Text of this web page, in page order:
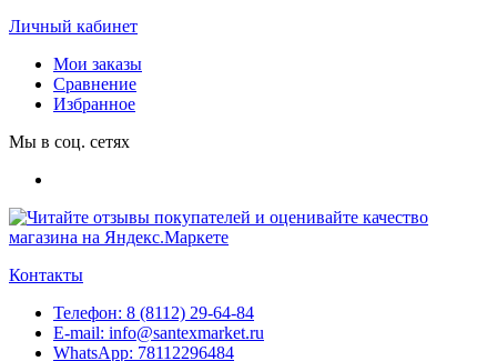
Личный кабинет
Мои заказы
Сравнение
Избранное
Мы в соц. сетях
Контакты
Телефон: 8 (8112) 29-64-84
E-mail: info@santexmarket.ru
WhatsApp: 78112296484